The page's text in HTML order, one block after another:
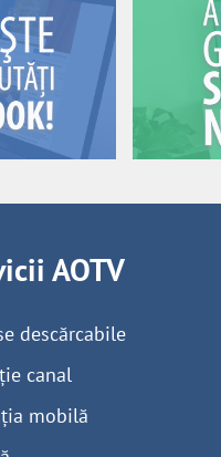
AOTV
descărcabile
canal
mobilă